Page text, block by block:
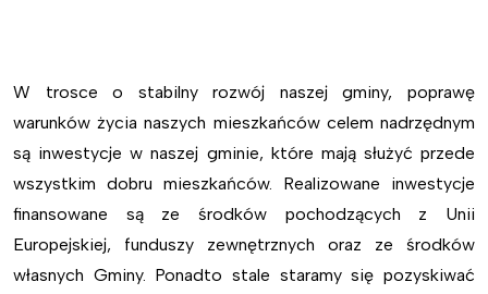
W trosce o stabilny rozwój naszej gminy, poprawę
warunków życia naszych mieszkańców celem nadrzędnym
są inwestycje w naszej gminie, które mają służyć przede
wszystkim dobru mieszkańców. Realizowane inwestycje
finansowane są ze środków pochodzących z Unii
Europejskiej, funduszy zewnętrznych oraz ze środków
własnych Gminy. Ponadto stale staramy się pozyskiwać